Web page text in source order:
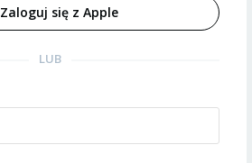
Zaloguj się z Apple
LUB